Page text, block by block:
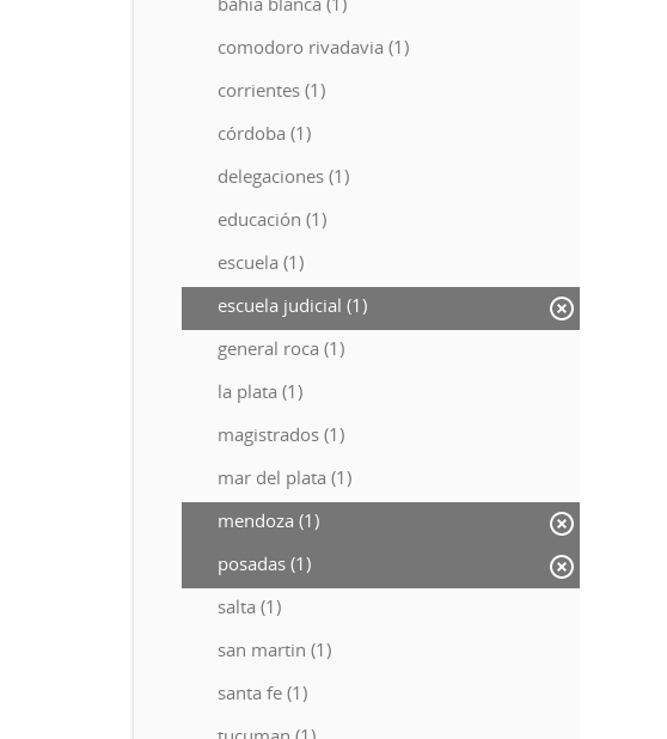
comodoro rivadavia (1)
corrientes (1)
córdoba (1)
delegaciones (1)
educación (1)
escuela (1)
escuela judicial (1)
general roca (1)
la plata (1)
magistrados (1)
mar del plata (1)
mendoza (1)
posadas (1)
salta (1)
san martin (1)
santa fe (1)